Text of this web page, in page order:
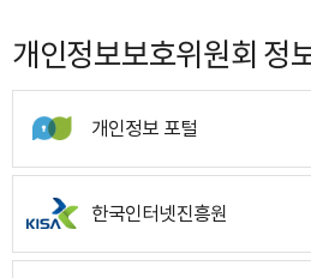
개인정보보호위원회 정
개인정보 포털
한국인터넷진흥원